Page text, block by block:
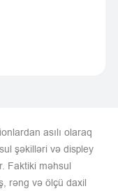
asılı olaraq
şəkilləri və displey
Faktiki məhsul
rəng və ölçü daxil